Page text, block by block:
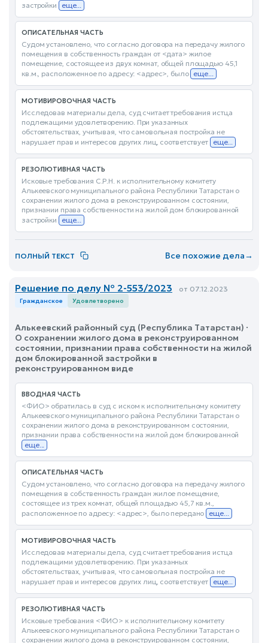
застройки
еще...
ОПИСАТЕЛЬНАЯ ЧАСТЬ
Судом установлено, что согласно договора на передачу жилого
помещения в собственность граждан от <дата> жилое
помещение, состоящее из двух комнат, общей площадью 45,1
кв.м., расположенное по адресу: <адрес>, было еще...
МОТИВИРОВОЧНАЯ ЧАСТЬ
Исследовав материалы дела, суд считает требования истца
подлежащими удовлетворению. При указанных
обстоятельствах, учитывая, что самовольная постройка не
нарушает прав и интересов других лиц, соответствует еще...
РЕЗОЛЮТИВНАЯ ЧАСТЬ
Исковые требования С.Р.Н. к исполнительному комитету
Алькеевского муниципального района Республики Татарстан о
сохранении жилого дома в реконструированном состоянии,
признании права собственности на жилой дом блокированной
застройки
еще...
ПОЛНЫЙ ТЕКСТ Все похожие дела→
Решение по делу № 2-553/2023 от 07.12.2023
Гражданское Удовлетворено
Алькеевский районный суд (Республика Татарстан) ·
О сохранении жилого дома в реконструированном
состоянии, признании права собственности на жилой
дом блокированной застройки в
реконструированном виде
ВВОДНАЯ ЧАСТЬ
<ФИО> обратилась в суд с иском к исполнительному комитету
Алькеевского муниципального района Республики Татарстан о
сохранении жилого дома в реконструированном состоянии,
признании права собственности на жилой дом блокированной
еще...
ОПИСАТЕЛЬНАЯ ЧАСТЬ
Судом установлено, что согласно договора на передачу жилого
помещения в собственность граждан жилое помещение,
состоящее из трех комнат, общей площадью 45,7 кв.м.,
расположенное по адресу: <адрес>, было передано еще...
МОТИВИРОВОЧНАЯ ЧАСТЬ
Исследовав материалы дела, суд считает требования истца
подлежащими удовлетворению. При указанных
обстоятельствах, учитывая, что самовольная постройка не
нарушает прав и интересов других лиц, соответствует еще...
РЕЗОЛЮТИВНАЯ ЧАСТЬ
Исковые требования <ФИО> к исполнительному комитету
Алькеевского муниципального района Республики Татарстан о
сохранении жилого дома в реконструированном состоянии,